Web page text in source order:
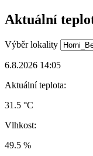
Aktuální
Výběr lokality
6.8.2026 14:05
Aktuální teplota:
31.5 °C
Vlhkost:
49.5 %